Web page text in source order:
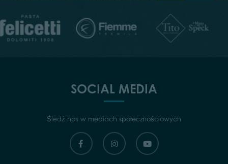
SOCIAL MEDIA
Śledź nas w mediach społecznościowych